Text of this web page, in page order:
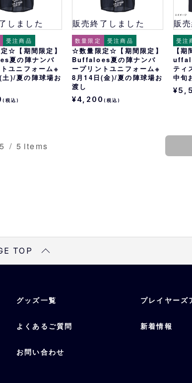
しました
受注商品
☆【期間限定】
夏の陣ナンバ
ユニフォーム※
)/夏の陣球場お
(税込)
販売終了しました
数量限定 受注商品
☆数量限定☆【期間限定】
Buffaloes夏の陣ナンバ
ープリントユニフォーム※
8月14日(金)/夏の陣球場お
渡し
¥4,200(税込)
販
受注
【
ティ
中旬
5 / 5 items
TOP
グッズ一覧 プレイヤーズ
よくあるご質問 新着情報
お問い合わせ